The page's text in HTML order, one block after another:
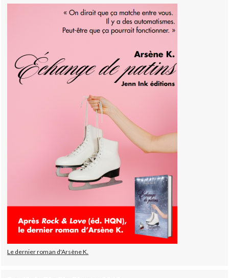
Le dernier roman d'Arsène K.